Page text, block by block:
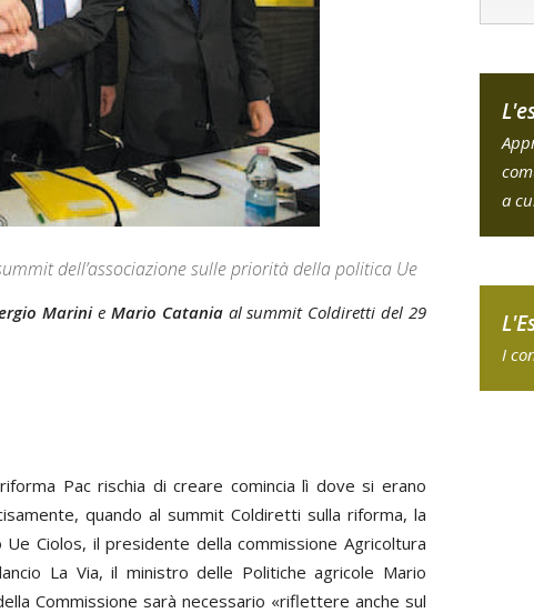
dell’associazione sulle priorità della politica Ue
Marinie Mario Cataniaal summit Coldiretti del 29
Pac rischia di creare comincia lì dove si erano
quando al summit Coldiretti sulla riforma, la
Ciolos, il presidente della commissione Agricoltura
La Via, il ministro delle Politiche agricole Mario
Commissione sarà necessario «riflettere anche sul
a
I